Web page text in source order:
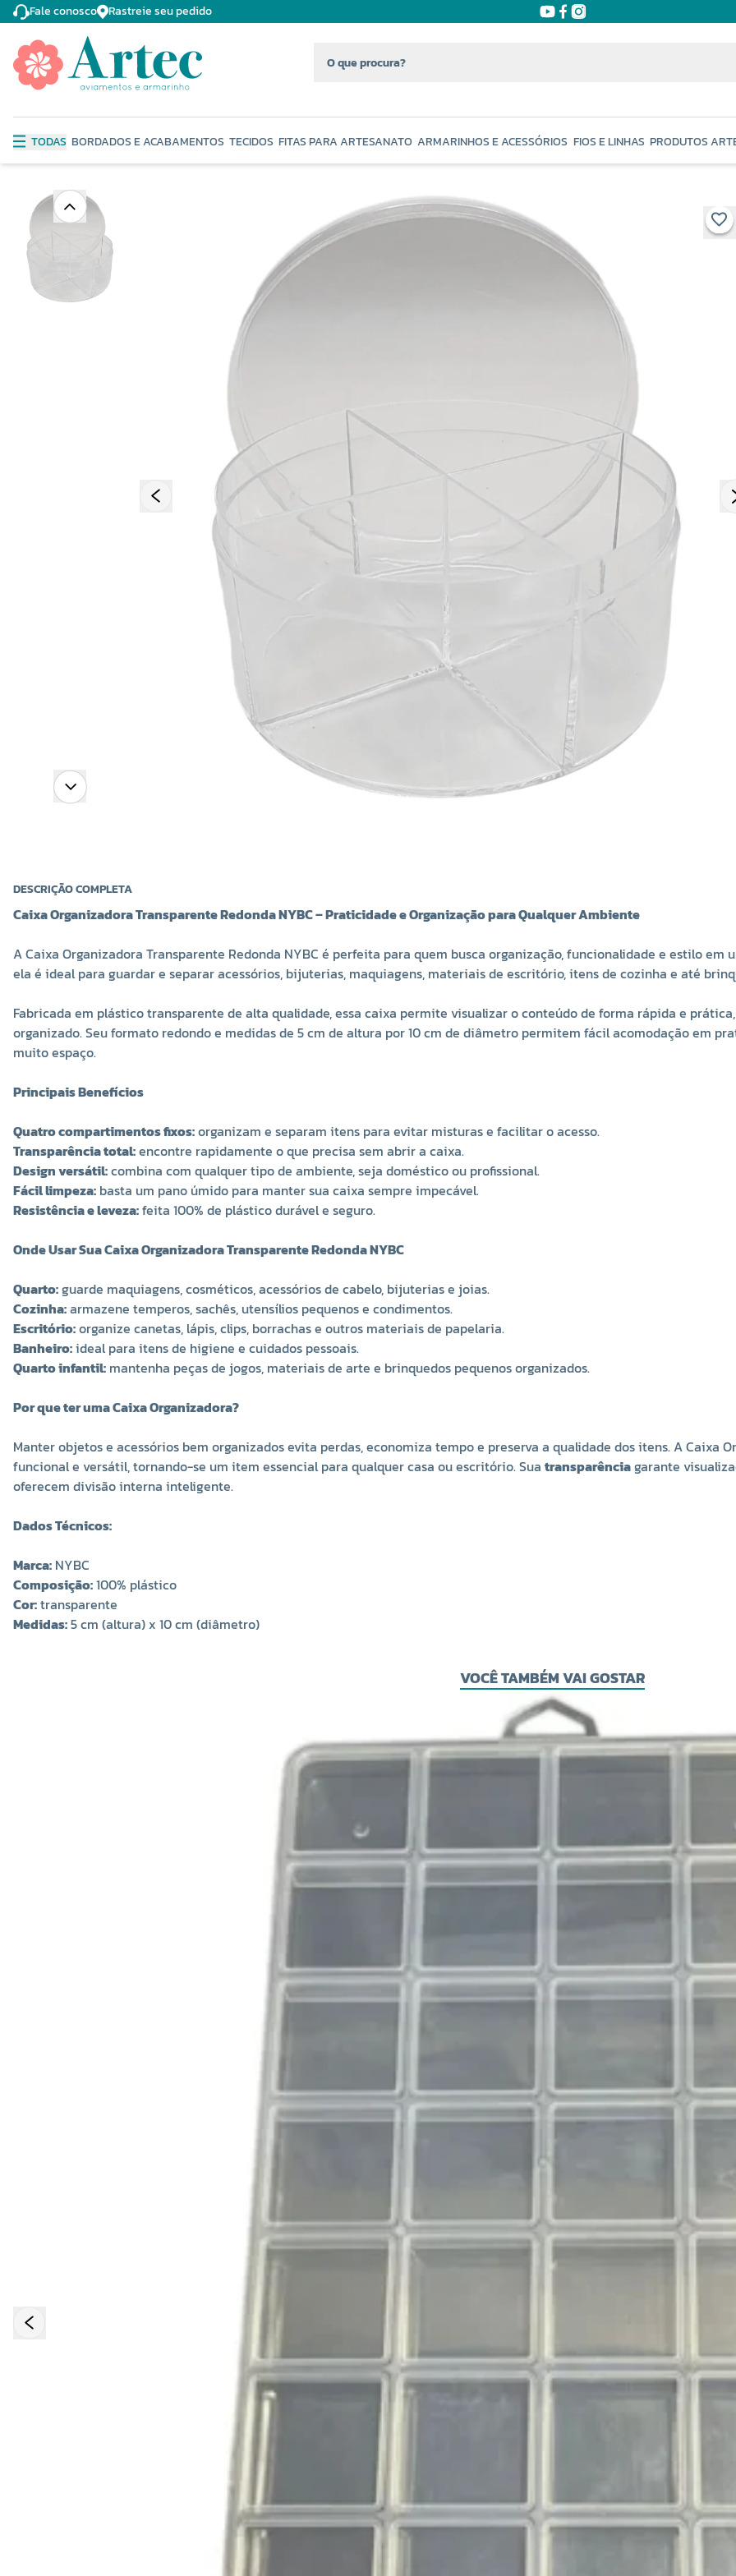
Fale conosco Rastreie seu pedido
TODAS BORDADOS E ACABAMENTOS TECIDOS FITAS PARA ARTESANATO ARMARINHOS E ACESSÓRIOS FIOS E LINHAS PRODUTOS
DESCRIÇÃO COMPLETA
Caixa Organizadora Transparente Redonda NYBC – Praticidade e Organização para Qualquer Ambiente
A Caixa Organizadora Transparente Redonda NYBC é perfeita para quem busca organização, funcionalidade e estilo
ela é ideal para guardar e separar acessórios, bijuterias, maquiagens, materiais de escritório, itens de cozinha e até
Fabricada em plástico transparente de alta qualidade, essa caixa permite visualizar o conteúdo de forma rápida e
organizado. Seu formato redondo e medidas de 5 cm de altura por 10 cm de diâmetro permitem fácil acomodação em
muito espaço.
Principais Benefícios
Quatro compartimentos fixos:organizam e separam itens para evitar misturas e facilitar o acesso.
Transparência total:encontre rapidamente o que precisa sem abrir a caixa.
Design versátil:combina com qualquer tipo de ambiente, seja doméstico ou profissional.
Fácil limpeza: basta um pano úmido para manter sua caixa sempre impecável.
Resistência e leveza:feita 100% de plástico durável e seguro.
Onde Usar Sua Caixa Organizadora Transparente Redonda NYBC
Quarto:guarde maquiagens, cosméticos, acessórios de cabelo, bijuterias e joias.
Cozinha:armazene temperos, sachês, utensílios pequenos e condimentos.
Escritório:organize canetas, lápis, clips, borrachas e outros materiais de papelaria.
Banheiro:ideal para itens de higiene e cuidados pessoais.
Quarto infantil: mantenha peças de jogos, materiais de arte e brinquedos pequenos organizados.
Por que ter uma Caixa Organizadora?
Manter objetos e acessórios bem organizados evita perdas, economiza tempo e preserva a qualidade dos itens. A Caixa
funcional e versátil, tornando-se um item essencial para qualquer casa ou escritório. Sua transparênciagarante
oferecem divisão interna inteligente.
Dados Técnicos:
Marca: NYBC
Composição:100% plástico
Cor:transparente
Medidas:5 cm (altura) x 10 cm (diâmetro)
VOCÊ TAMBÉM VAI GOSTAR